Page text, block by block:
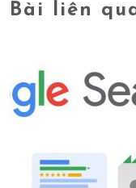
Bài liên